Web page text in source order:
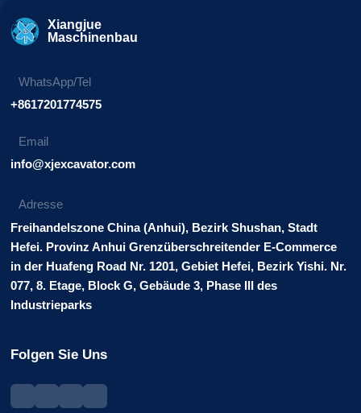
Xiangjue
Maschinenbau
WhatsApp/Tel
+8617201774575
Email
info@xjexcavator.com
Adresse
Freihandelszone China (Anhui), Bezirk Shushan, Stadt
Hefei. Provinz Anhui Grenzüberschreitender E-Commerce
in der Huafeng Road Nr. 1201, Gebiet Hefei, Bezirk Yishi. Nr.
077, 8. Etage, Block G, Gebäude 3, Phase III des
Industrieparks
Folgen Sie Uns